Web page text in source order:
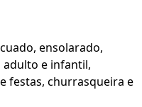
ensolarado,
adulto e infantil,
festas, churrasqueira e